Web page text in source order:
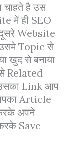
है उस
में ही SEO
Website
उसमे Topic से
खुद से बनाया
Related
Link आप
Article
अपने
Save